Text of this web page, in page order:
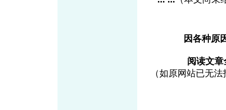
因各种原
阅读文
（如原网站已无